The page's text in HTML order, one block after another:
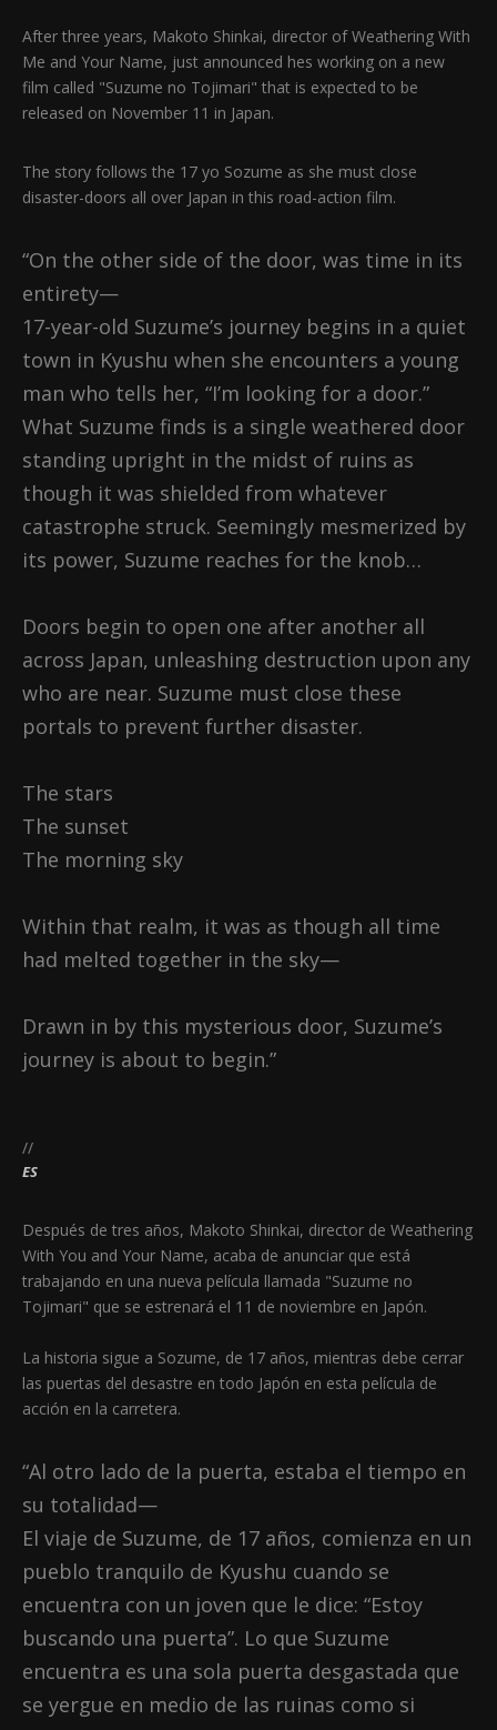
After three years, Makoto Shinkai, director of Weathering With
Me and Your Name, just announced hes working on a new
film called "Suzume no Tojimari" that is expected to be
released on November 11 in Japan.
The story follows the 17 yo Sozume as she must close
disaster-doors all over Japan in this road-action film.
“On the other side of the door, was time in its
entirety—
17-year-old Suzume’s journey begins in a quiet
town in Kyushu when she encounters a young
man who tells her, “I’m looking for a door.”
What Suzume finds is a single weathered door
standing upright in the midst of ruins as
though it was shielded from whatever
catastrophe struck. Seemingly mesmerized by
its power, Suzume reaches for the knob…
Doors begin to open one after another all
across Japan, unleashing destruction upon any
who are near. Suzume must close these
portals to prevent further disaster.
The stars
The sunset
The morning sky
Within that realm, it was as though all time
had melted together in the sky—
Drawn in by this mysterious door, Suzume’s
journey is about to begin.”
//
ES
Después de tres años, Makoto Shinkai, director de Weathering
With You and Your Name, acaba de anunciar que está
trabajando en una nueva película llamada "Suzume no
Tojimari" que se estrenará el 11 de noviembre en Japón.
La historia sigue a Sozume, de 17 años, mientras debe cerrar
las puertas del desastre en todo Japón en esta película de
acción en la carretera.
“Al otro lado de la puerta, estaba el tiempo en
su totalidad—
El viaje de Suzume, de 17 años, comienza en un
pueblo tranquilo de Kyushu cuando se
encuentra con un joven que le dice: “Estoy
buscando una puerta”. Lo que Suzume
encuentra es una sola puerta desgastada que
se yergue en medio de las ruinas como si